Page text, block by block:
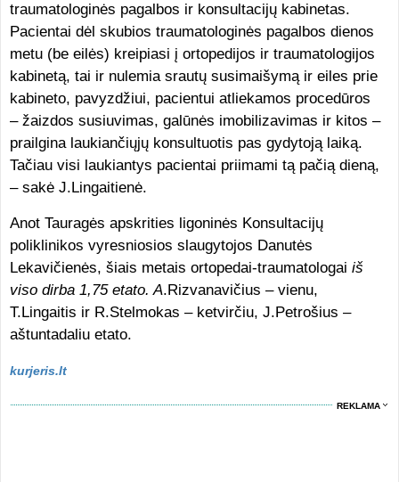
traumatologinės pagalbos ir konsultacijų kabinetas.
Pacientai dėl skubios traumatologinės pagalbos dienos
metu (be eilės) kreipiasi į ortopedijos ir traumatologijos
kabinetą, tai ir nulemia srautų susimaišymą ir eiles prie
kabineto, pavyzdžiui, pacientui atliekamos procedūros
– žaizdos susiuvimas, galūnės imobilizavimas ir kitos –
prailgina laukiančiųjų konsultuotis pas gydytoją laiką.
Tačiau visi laukiantys pacientai priimami tą pačią dieną,
– sakė J.Lingaitienė.
Anot Tauragės apskrities ligoninės Konsultacijų
poliklinikos vyresniosios slaugytojos Danutės
Lekavičienės, šiais metais ortopedai-traumatologai iš
viso dirba 1,75 etato. A.Rizvanavičius – vienu,
T.Lingaitis ir R.Stelmokas – ketvirčiu, J.Petrošius –
aštuntadaliu etato.
kurjeris.lt
REKLAMA